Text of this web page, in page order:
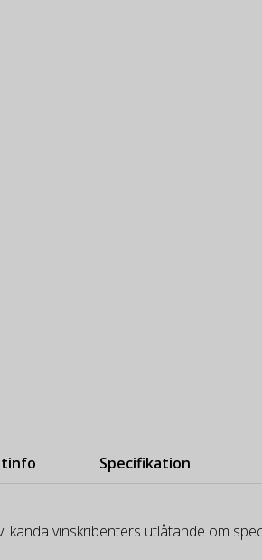
Specifikation
vinskribenters utlåtande om